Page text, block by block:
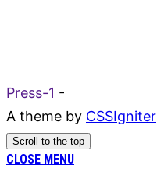
Press-1 -
A theme by CSSIgniter
Scroll to the top
CLOSE MENU